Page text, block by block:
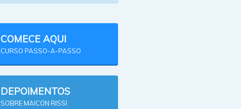
COMECE AQUI
CURSO PASSO-A-PASSO
DEPOIMENTOS
SOBRE MAICON RISSI